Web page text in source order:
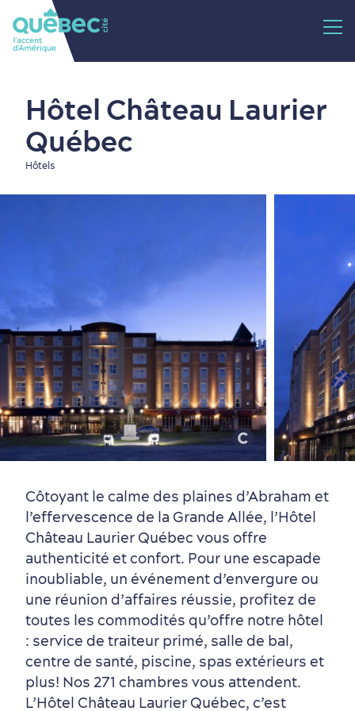
Quartiers centraux
Quoi faire en août
7 expériences gourmandes
Produits locaux
Vieux-Québec
Itinéraires
Hôtel Château Laurier
Québec
Hôtels
Côtoyant le calme des plaines d’Abraham et
l’effervescence de la Grande Allée, l’Hôtel
Château Laurier Québec vous offre
authenticité et confort. Pour une escapade
inoubliable, un événement d’envergure ou
une réunion d’affaires réussie, profitez de
toutes les commodités qu’offre notre hôtel
: service de traiteur primé, salle de bal,
centre de santé, piscine, spas extérieurs et
plus! Nos 271 chambres vous attendent.
L’Hôtel Château Laurier Québec, c’est